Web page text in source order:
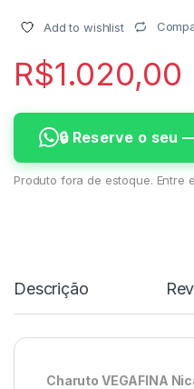
Add to wishlist
R$1.020,00
🔒 Reserve o seu
Produto fora de estoque. Entre
Descrição
Charuto VEGAFINA